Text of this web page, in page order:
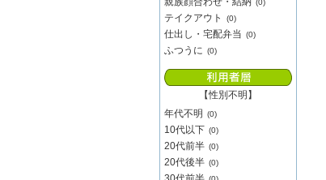
(0)
テイクアウト (0)
仕出し・宅配弁当 (0)
ふつうに (0)
【性別不明】
年代不明
(0)
10代以下 (0)
20代前半 (0)
20代後半 (0)